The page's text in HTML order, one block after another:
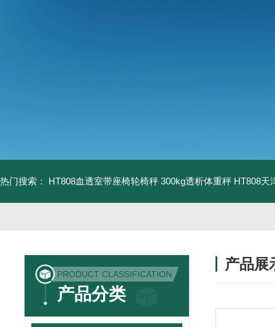
热门搜索： HT808血透室带座椅轮椅秤 300kg透析体重秤 HT808天
PRODUCT CLASSIFICATION
产品分类
产品展